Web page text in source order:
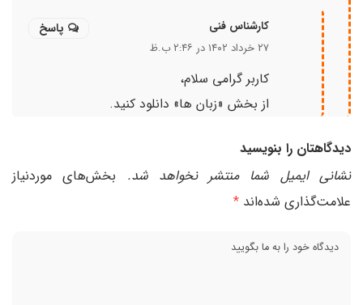
کارشناس فنی
۲۷ خرداد ۱۴۰۲ در ۲:۴۶ ب.ظ
کاربر گرامی سلام،
از بخش «زبان ها» دانلود کنید.
پاسخ
دیدگاهتان را بنویسید
نشانی ایمیل شما منتشر نخواهد شد.
بخش‌های موردنیاز
علامت‌گذاری شده‌اند *